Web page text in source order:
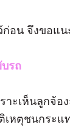
ก่อน จึงขอแ
รถ
าะเห็นลูกจ้
ติเหตุชนกระ